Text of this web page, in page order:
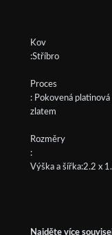
Kov
:Stříbro
Proces
: Pokovená
zlatem
Rozměry
:
Výška a šířka:2.2 x
Najděte více